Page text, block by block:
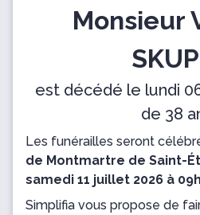
Monsieur
est décédé le lundi
de 38
Les funérailles seront
de Montmartre de Saint-
samedi 11 juillet 2026 à
Simplifia vous propose de